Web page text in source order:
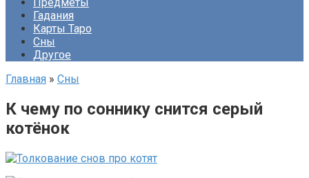
Гадания
Карты Таро
Сны
Другое
Главная » Сны
К чему по соннику снится серый
котёнок